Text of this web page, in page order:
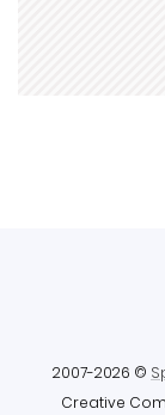
2007-2026 ©
Creative